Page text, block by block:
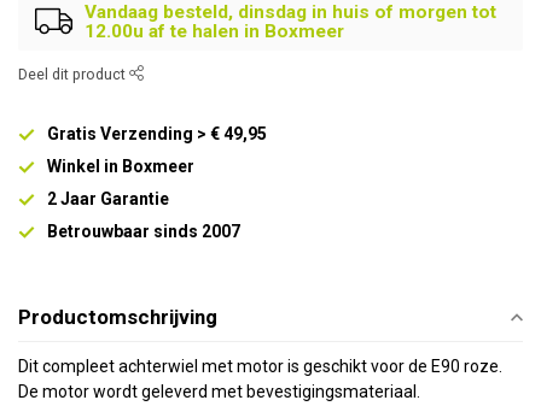
Vandaag besteld, dinsdag in huis of morgen tot
12.00u af te halen in Boxmeer
Deel dit product
Gratis Verzending > € 49,95
Winkel in Boxmeer
2 Jaar Garantie
Betrouwbaar sinds 2007
Productomschrijving
Dit compleet achterwiel met motor is geschikt voor de E90 roze.
De motor wordt geleverd met bevestigingsmateriaal.